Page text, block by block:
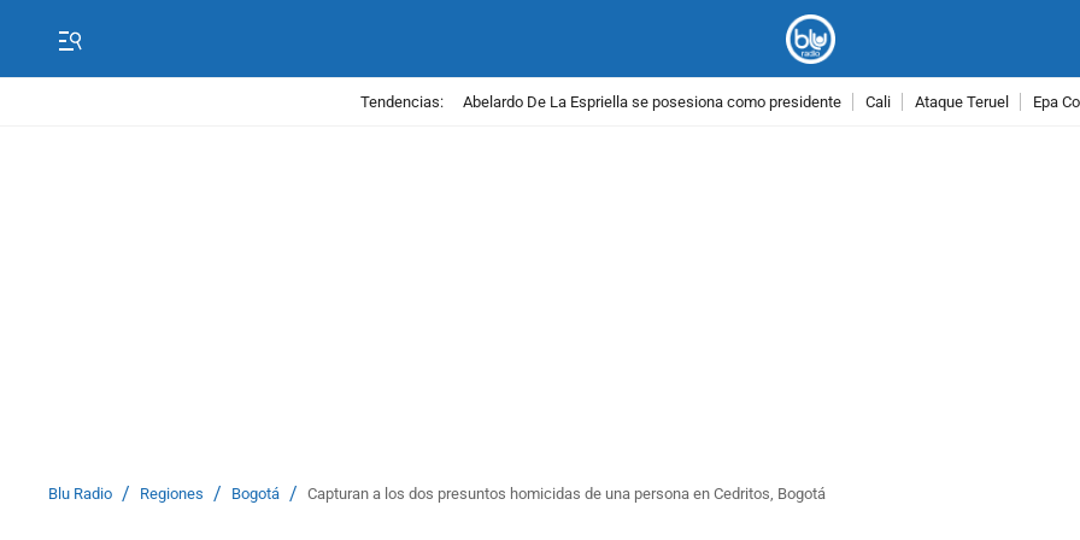
Tendencias: Abelardo De La Espriella se posesiona como presidente Cali Ataque Teruel Epa
Blu Radio / Regiones / Bogotá / Capturan a los dos presuntos homicidas de una persona en Cedritos, Bogotá